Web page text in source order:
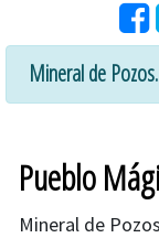
Mineral de
Pueblo
Mineral de